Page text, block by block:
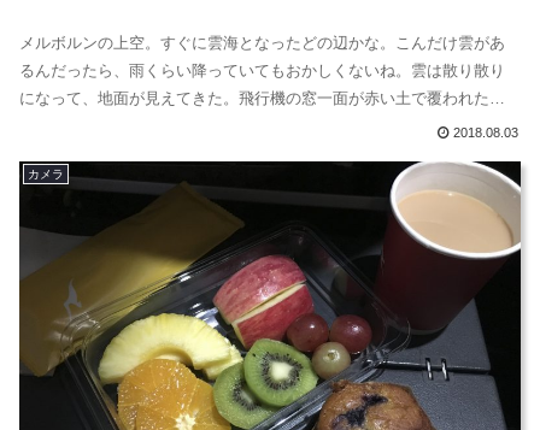
メルボルンの上空。すぐに雲海となったどの辺かな。こんだけ雲があ
るんだったら、雨くらい降っていてもおかしくないね。雲は散り散り
になって、地面が見えてきた。飛行機の窓一面が赤い土で覆われた大
地で埋め尽くしている。20年ほど前に留学していた時はNEW SOUTH
RED EARTHという名前のコスメを発見した。ああ、Australiaだな...
2018.08.03
カメラ